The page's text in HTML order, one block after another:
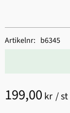
199,00 kr /st
Artikelnr b6345